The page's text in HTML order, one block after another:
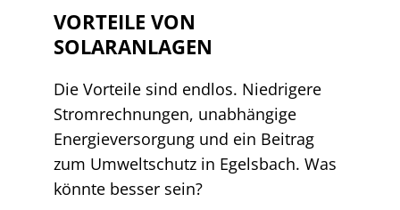
VORTEILE VON
SOLARANLAGEN
Die Vorteile sind endlos. Niedrigere
Stromrechnungen, unabhängige
Energieversorgung und ein Beitrag
zum Umweltschutz in Egelsbach. Was
könnte besser sein?